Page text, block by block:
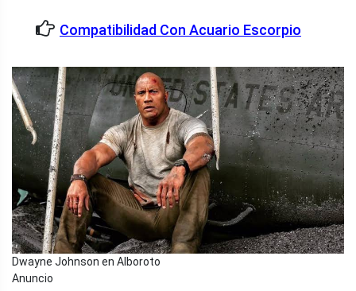
Compatibilidad Con Acuario Escorpio
Dwayne Johnson en Alboroto
Anuncio